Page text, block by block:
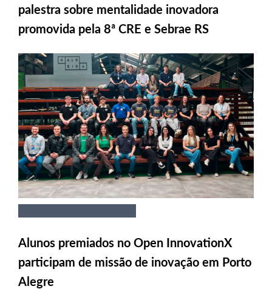
palestra sobre mentalidade inovadora
promovida pela 8ª CRE e Sebrae RS
Alunos premiados no Open InnovationX
participam de missão de inovação em Porto
Alegre